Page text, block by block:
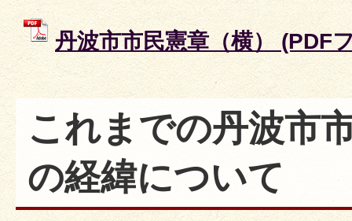
丹波市市民憲章（横） (PDF
これまでの丹波市
の経緯について